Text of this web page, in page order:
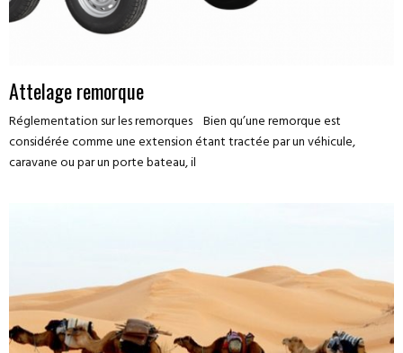
Attelage remorque
Réglementation sur les remorques Bien qu’une remorque est
considérée comme une extension étant tractée par un véhicule,
caravane ou par un porte bateau, il